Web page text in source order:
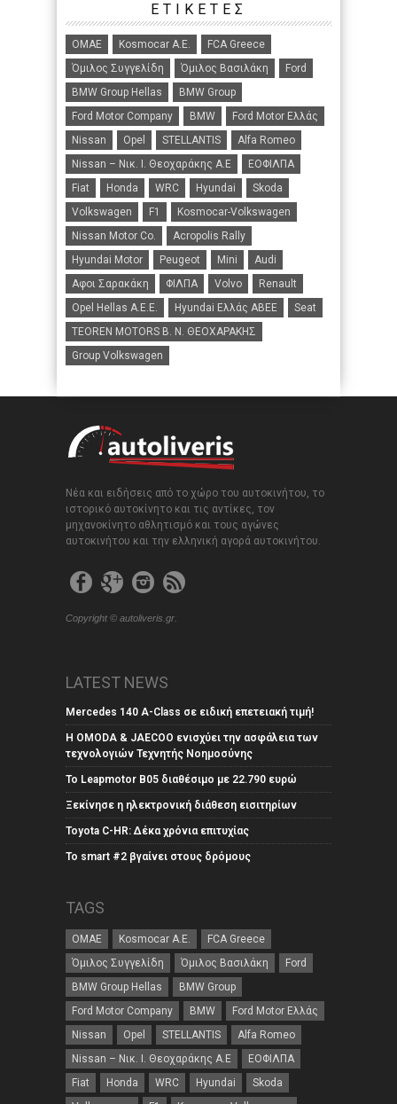
ΕΤΙΚΈΤΕΣ
ΟΜΑΕ Kosmocar Α.Ε.
FCA Greece
Όμιλος Συγγελίδη
Όμιλος Βασιλάκη
Ford
BMW Group Hellas
BMW Group
Ford Motor Company
BMW
Ford Motor Ελλάς
Nissan
Opel STELLANTIS
Alfa Romeo
Nissan – Νικ. Ι. Θεοχαράκης Α.Ε
ΕΟΦΙΛΠΑ
Fiat
Honda WRC Hyundai
Skoda
Volkswagen
F1
Kosmocar-Volkswagen
Nissan Motor Co.
Acropolis Rally
Hyundai Motor
Peugeot Mini
Audi
Αφοι Σαρακάκη
ΦΙΛΠΑ Volvo
Renault
Opel Hellas A.E.E.
Hyundai Ελλάς ΑΒΕΕ
Seat
TEOREN MOTORS B. N. ΘΕΟΧΑΡΑΚΗΣ
Group Volkswagen
Νέα και ειδήσεις από το χώρο του αυτοκινήτου, το
ιστορικό αυτοκίνητο και τις αντίκες, τον
μηχανοκίνητο αθλητισμό και τους αγώνες
αυτοκινήτου και την ελληνική αγορά αυτοκινήτου.
Copyright © autoliveris.gr.
LATEST NEWS
Mercedes 140 A-Class σε ειδική επετειακή τιμή!
Η OMODA & JAECOO ενισχύει την ασφάλεια των
τεχνολογιών Τεχνητής Νοημοσύνης
Το Leapmotor B05 διαθέσιμο με 22.790 ευρώ
Ξεκίνησε η ηλεκτρονική διάθεση εισιτηρίων
Toyota C-HR: Δέκα χρόνια επιτυχίας
Το smart #2 βγαίνει στους δρόμους
TAGS
ΟΜΑΕ Kosmocar Α.Ε.
FCA Greece
Όμιλος Συγγελίδη
Όμιλος Βασιλάκη
Ford
BMW Group Hellas
BMW Group
Ford Motor Company
BMW
Ford Motor Ελλάς
Nissan
Opel STELLANTIS
Alfa Romeo
Nissan – Νικ. Ι. Θεοχαράκης Α.Ε
ΕΟΦΙΛΠΑ
Fiat
Honda WRC Hyundai
Skoda